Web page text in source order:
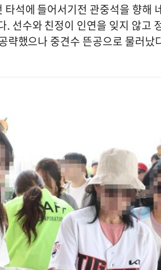
석에 들어서기전 관중석을 향해
. 선수와 친정이 인연을 잊지 않고
략했으나 중견수 뜬공으로 물러났